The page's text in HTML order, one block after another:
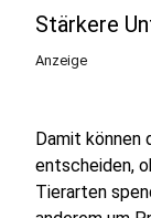
Stärkere
Anzeige
Damit können
entscheiden,
Tierarten